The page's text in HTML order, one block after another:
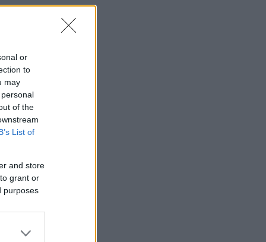
or
to
may
of the
List of
and store
grant or
purposes